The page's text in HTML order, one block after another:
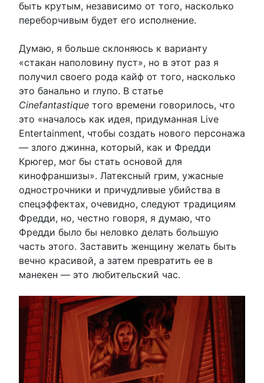
быть крутым, независимо от того, насколько
переборчивым будет его исполнение.
Думаю, я больше склоняюсь к варианту
«стакан наполовину пуст», но в этот раз я
получил своего рода кайф от того, насколько
это банально и глупо. В статье
Cinefantastique того времени говорилось, что
это «началось как идея, придуманная Live
Entertainment, чтобы создать нового персонажа
— злого джинна, который, как и Фредди
Крюгер, мог бы стать основой для
кинофраншизы». Латексный грим, ужасные
однострочники и причудливые убийства в
спецэффектах, очевидно, следуют традициям
Фредди, но, честно говоря, я думаю, что
Фредди было бы неловко делать большую
часть этого. Заставить женщину желать быть
вечно красивой, а затем превратить ее в
манекен — это любительский час.